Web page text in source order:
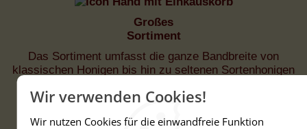
Wir verwenden Cookies!
Wir nutzen Cookies für die einwandfreie Funktion
Großes
Sortiment
Das Sortiment umfasst die ganze Bandbreite von
klassischen Honigen bis hin zu seltenen Sortenhonigen